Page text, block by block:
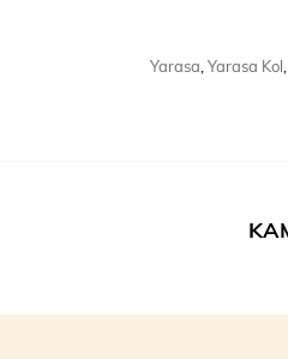
Yarasa Yarasa Kol